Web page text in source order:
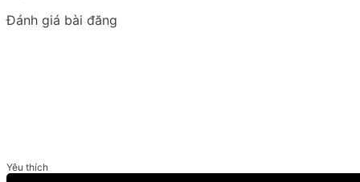
Đánh giá bài đăng
Yêu thích